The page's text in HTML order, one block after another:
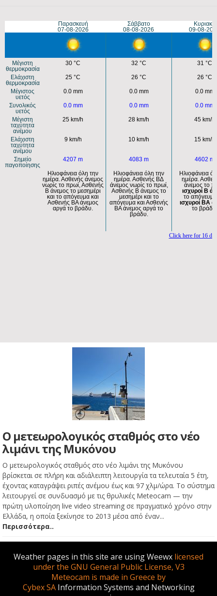
Ο μετεωρολογικός σταθμός στο νέο
λιμάνι της Μυκόνου
Ο μετεωρολογικός σταθμός στο νέο λιμάνι της Μυκόνου
βρίσκεται σε πλήρη και αδιάλειπτη λειτουργία τα τελευταία 5 έτη,
έχοντας καταγράψει ριπές ανέμου έως και 97 χλμ/ώρα. Το σύστημα
λειτουργεί σε συνδυασμό με τις θρυλικές Meteocam — την
πρώτη υλοποίηση live video streaming σε πραγματικό χρόνο στην
Ελλάδα, η οποία ξεκίνησε το 2013 μέσα από έναν...
Περισσότερα..
Weather pages in this site are using Weewx licensed
under the GNU General Public License, V3
Meteocam is made in Greece by
Cybex SAInformation Systems and Networking